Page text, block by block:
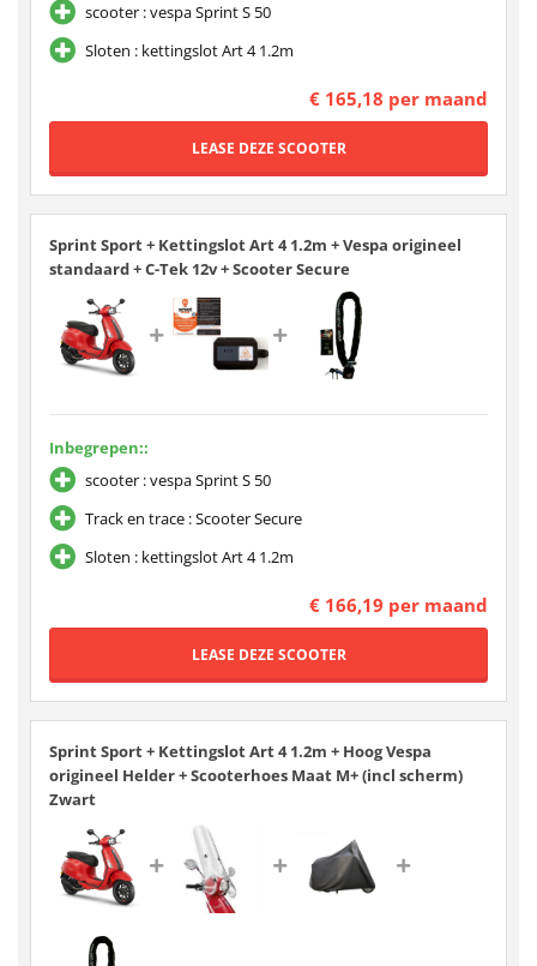
scooter : vespa Sprint S 50
Sloten : kettingslot Art 4 1.2m
€ 165,18 per maand
Sprint Sport + Kettingslot Art 4 1.2m + Vespa origineel
standaard + C-Tek 12v + Scooter Secure
Inbegrepen::
scooter : vespa Sprint S 50
Track en trace : Scooter Secure
Sloten : kettingslot Art 4 1.2m
€ 166,19 per maand
Sprint Sport + Kettingslot Art 4 1.2m + Hoog Vespa
origineel Helder + Scooterhoes Maat M+ (incl scherm)
Zwart